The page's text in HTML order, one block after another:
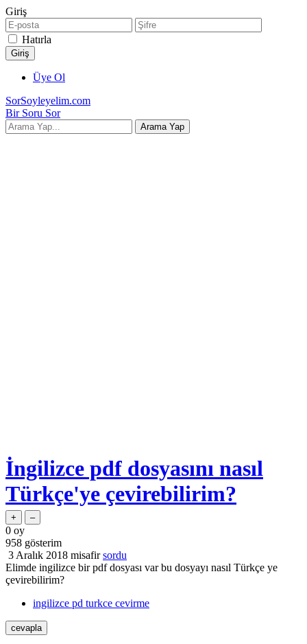
Giriş
Hatırla
Üye Ol
SorSoyleyelim.com
Bir Soru Sor
İngilizce pdf dosyasını nasıl
Türkçe'ye çevirebilirim?
0 oy
958 gösterim
3 Aralık 2018 misafir sordu
Elimde ingilizce bir pdf dosyası var bu dosyayı nasıl Türkçe ye
çevirebilirim?
ingilizce pd turkce cevirme